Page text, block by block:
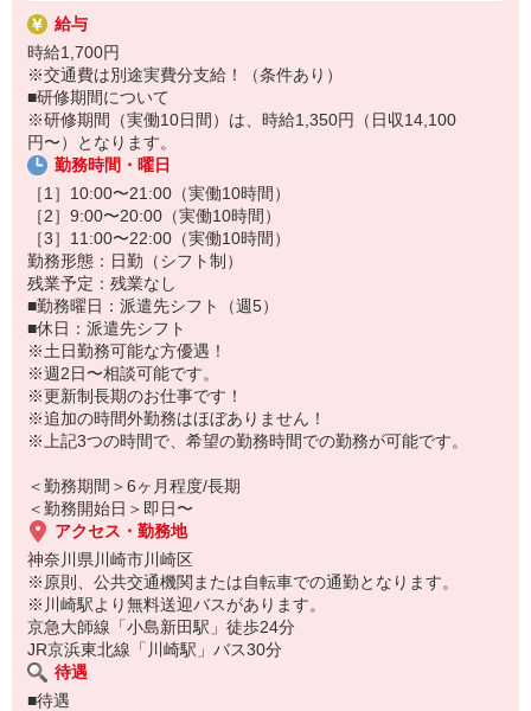
1日2〜3回戦（原則1回戦1件）を
配送していただきます。
〜積み下ろしについて〜
原則、商品は既に積み込みされていますので
伝票などを見ながら検品を行なった後
配送開始となります。
納品時は、
納入口にて店内担当者へ受け渡しを行います。
店舗からの回収物がカゴに積まれているので
カゴごと積み込みセンターへ帰庫後下ろします。
※カゴ使用となりますので、
比較的負担が少なめですよ♪
2回戦目以降も積み込み作業はありません◎
■ポイント
高収入でシッカリ稼げる◎
そのぶん月収40万円近く稼げる
とってもおススメのお仕事です！
しかも…お休みもちゃんと週休2日取れるので、
メリハリのある就業ができて
プライベートも充実♪
☆希望者は週2日〜も相談可能なので、
Wワークにもいかかです！？☆
給与
時給1,700円
※交通費は別途実費分支給！（条件あり）
■研修期間について
※研修期間（実働10日間）は、時給1,350円（日収14,100
円〜）となります。
勤務時間・曜日
［1］10:00〜21:00（実働10時間）
［2］9:00〜20:00（実働10時間）
［3］11:00〜22:00（実働10時間）
勤務形態：日勤（シフト制）
残業予定：残業なし
■勤務曜日：派遣先シフト（週5）
■休日：派遣先シフト
※土日勤務可能な方優遇！
※週2日〜相談可能です。
※更新制長期のお仕事です！
※追加の時間外勤務はほぼありません！
※上記3つの時間で、希望の勤務時間での勤務が可能です。
＜勤務期間＞6ヶ月程度/長期
＜勤務開始日＞即日〜
アクセス・勤務地
神奈川県川崎市川崎区
※原則、公共交通機関または自転車での通勤となります。
※川崎駅より無料送迎バスがあります。
京急大師線「小島新田駅」徒歩24分
JR京浜東北線「川崎駅」バス30分
待遇
■待遇